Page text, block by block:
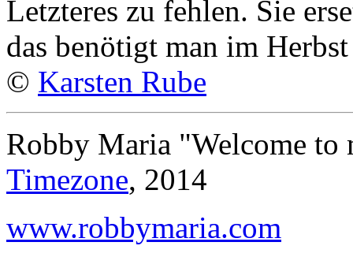
Letzteres zu fehlen. Sie
das benötigt man im
© Karsten Rube
Robby Maria "Welcome to
Timezone, 2014
www.robbymaria.com